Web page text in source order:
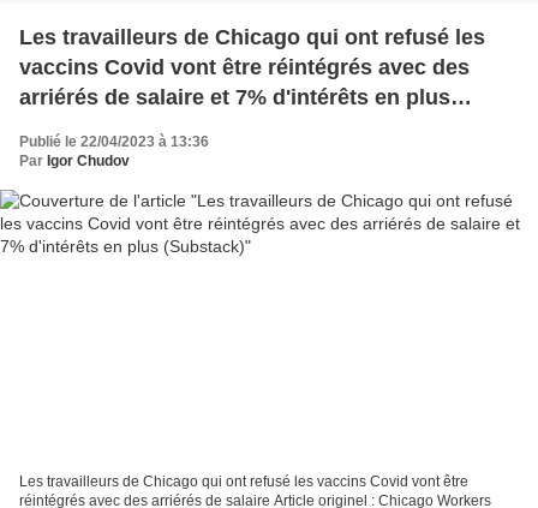
Les travailleurs de Chicago qui ont refusé les
vaccins Covid vont être réintégrés avec des
arriérés de salaire et 7% d'intérêts en plus
Publié le 22/04/2023 à 13:36
Par Igor Chudov
Les travailleurs de Chicago qui ont refusé les vaccins Covid vont être
réintégrés avec des arriérés de salaire Article originel : Chicago Workers